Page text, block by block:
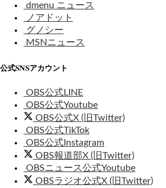
dmenu ニュース
ノアドット
グノシー
MSNニュース
公式SNSアカウント
OBS公式LINE
OBS公式Youtube
OBS公式X (旧Twitter)
OBS公式TikTok
OBS公式Instagram
OBS報道部X (旧Twitter)
OBSニュース公式Youtube
OBSラジオ公式X (旧Twitter)